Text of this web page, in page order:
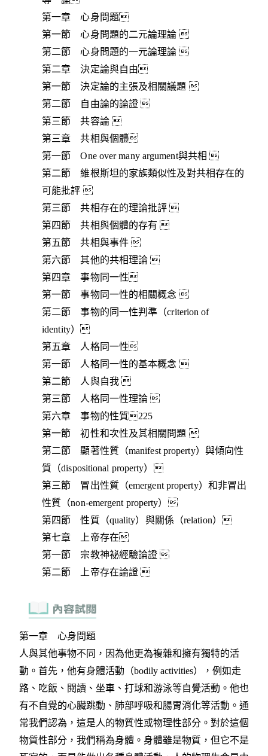
第一章 心身問題
第一節 心身問題的二元論理論 
第二節 心身問題的一元論理論 
第二章 決定論與自由
第一節 決定論的主張及相關議題 
第二節 自由論的論證 
第三節 共容論 
第三章 共相與個體
第一節 One over many argument與共相 
第二節 維根斯坦的家族類似性及對共相存在的
可能批評 
第三節 共相存在的理論批評 
第四節 共相與個體的存有 
第五節 共相與事件 
第六節 其他的共相理論 
第四章 事物同一性
第一節 事物同一性的相關概念 
第二節 事物的同一性判準（criterion of
identity）
第五章 人格同一性
第一節 人格同一性的基本概念 
第二節 人與自我 
第三節 人格同一性理論 
第六章 事物的性質225
第一節 初性和次性及其相關問題 
第二節 顯著性質（manifest property）與傾向性
質（dispositional property）
第三節 冒出性質（emergent property）和非冒出
性質（non-emergent property）
第四節 性質（quality）與關係（relation）
第七章 上帝存在
第一節 宗教神祕經驗論證 
第二節 上帝存在論證 